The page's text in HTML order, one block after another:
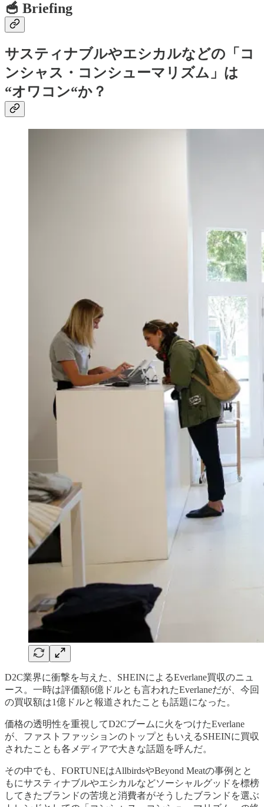
🥣 Briefing
サスティナブルやエシカルなどの「コ
ンシャス・コンシューマリズム」は
“オワコン“か？
D2C業界に衝撃を与えた、SHEINによるEverlane買収のニュ
ース。一時は評価額6億ドルとも言われたEverlaneだが、今回
の買収額は1億ドルと報道されたことも話題になった。
価格の透明性を重視してD2Cブームに火をつけたEverlane
が、ファストファッションのトップともいえるSHEINに買収
されたことも各メディアで大きな話題を呼んだ。
その中でも、FORTUNEはAllbirdsやBeyond Meatの事例とと
もにサスティナブルやエシカルなどソーシャルグッドを標榜
してきたブランドの苦境と消費者がそうしたブランドを選ぶ